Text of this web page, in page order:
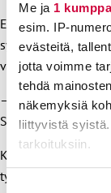
Me ja 1
esim. IP-
evästeitä,
jotta voimme
tehdä
näkemyksiä
liittyvistä
tarkoituksiin.
Ennen omaa
syksyä: järjestelee
valmiiksi.
– Teen kaikkea,
Sitten onkin hyvä
Karita kertoo, että
työskennellä omilla